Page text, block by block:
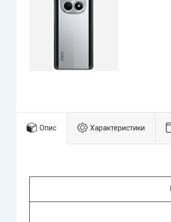
Опис Характеристики